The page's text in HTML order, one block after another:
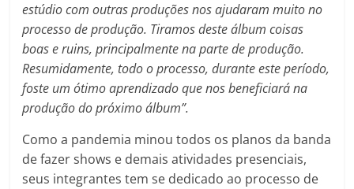
estúdio com outras produções nos ajudaram muito no
processo de produção. Tiramos deste álbum coisas
boas e ruins, principalmente na parte de produção.
Resumidamente, todo o processo, durante este período,
foste um ótimo aprendizado que nos beneficiará na
produção do próximo álbum”.
Como a pandemia minou todos os planos da banda
de fazer shows e demais atividades presenciais,
seus integrantes tem se dedicado ao processo de